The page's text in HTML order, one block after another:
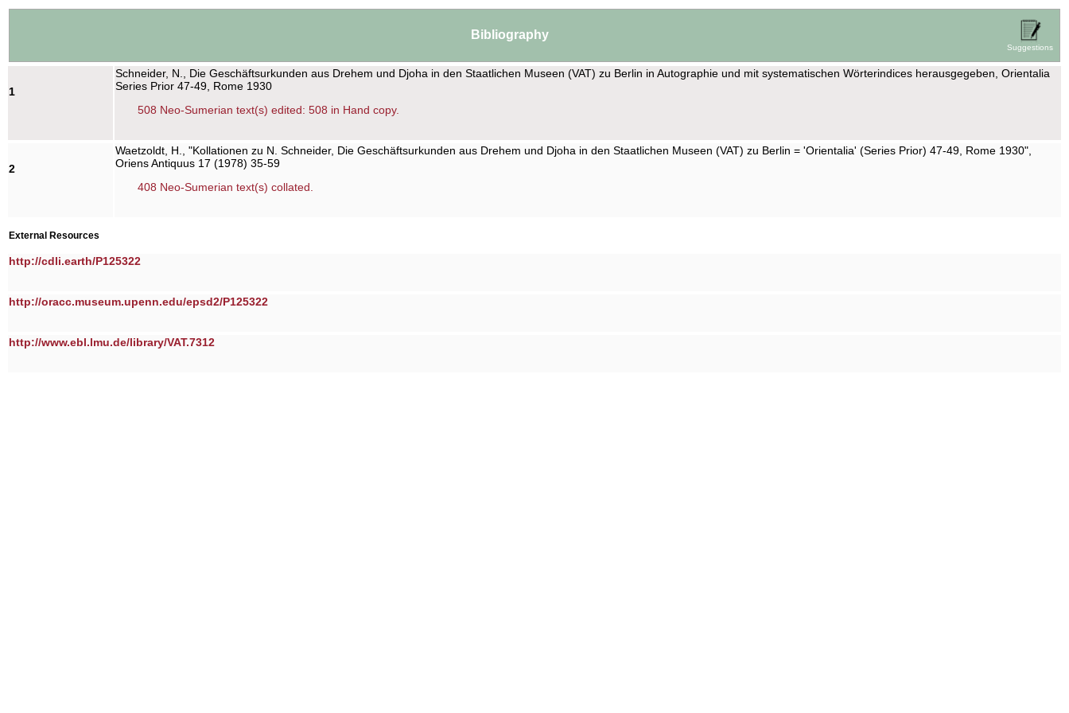
Bibliography
Suggestions
1
Schneider, N., Die Geschäftsurkunden aus Drehem und Djoha in den Staatlichen Museen (VAT) zu Berlin in Autographie und mit systematischen Wörterindices herausgegeben, Orientalia
Series Prior 47-49, Rome 1930
508 Neo-Sumerian text(s) edited: 508 in Hand copy.
2
Waetzoldt, H., "Kollationen zu N. Schneider, Die Geschäftsurkunden aus Drehem und Djoha in den Staatlichen Museen (VAT) zu Berlin = 'Orientalia' (Series Prior) 47-49, Rome 1930",
Oriens Antiquus 17 (1978) 35-59
408 Neo-Sumerian text(s) collated.
External Resources
http://cdli.earth/P125322
http://oracc.museum.upenn.edu/epsd2/P125322
http://www.ebl.lmu.de/library/VAT.7312